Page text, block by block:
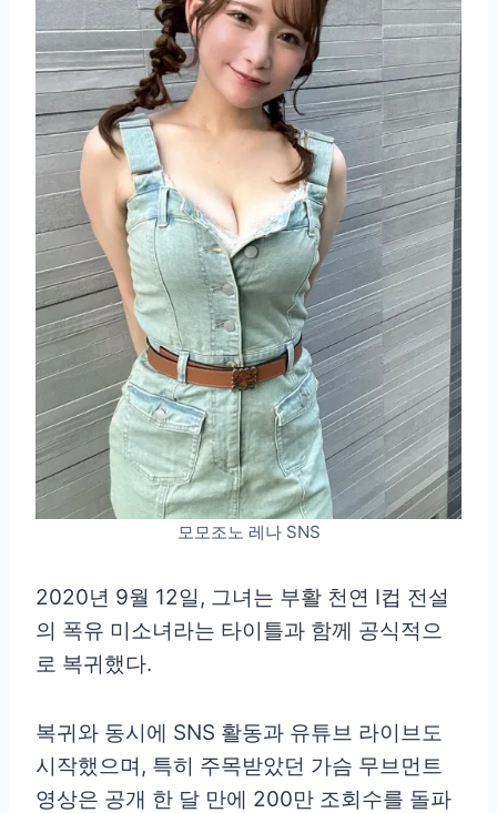
모모조노 레나 SNS
2020년 9월 12일, 그녀는 부활 천연 I컵 전설
의 폭유 미소녀라는 타이틀과 함께 공식적으
로 복귀했다.
복귀와 동시에 SNS 활동과 유튜브 라이브도
시작했으며, 특히 주목받았던 가슴 무브먼트
영상은 공개 한 달 만에 200만 조회수를 돌파